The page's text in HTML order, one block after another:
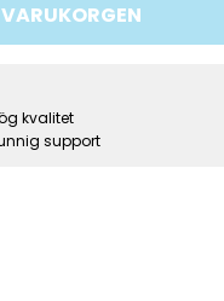
kvalitet
support